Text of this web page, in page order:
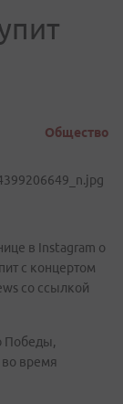
Общество
в Instagram о
с концертом
со ссылкой
Победы,
во время